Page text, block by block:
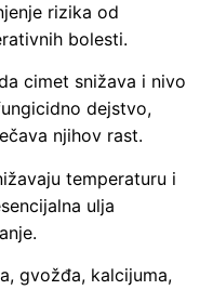
rizika od
bolesti.
cimet snižava i nivo
dejstvo,
njihov rast.
temperaturu i
ulja
gvožđa, kalcijuma,